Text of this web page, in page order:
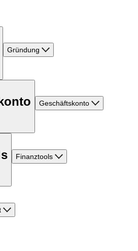
Gründung
Geschäftskonto
Finanztools